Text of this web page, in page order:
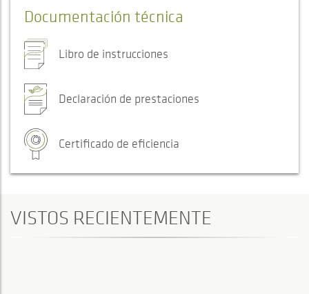
Documentación técnica
Libro de instrucciones
Declaración de prestaciones
Certificado de eficiencia
VISTOS RECIENTEMENTE